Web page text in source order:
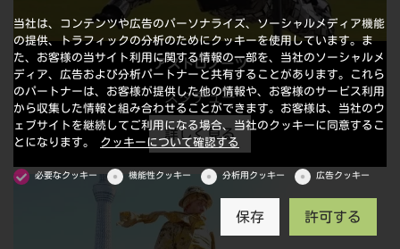
アストロノーツ
スタチュー
詳しく見る
当社は、コンテンツや広告のパーソナライズ、ソーシャルメディア機能
の提供、トラフィックの分析のためにクッキーを使用しています。ま
た、お客様の当サイト利用に関する情報の一部を、当社のソーシャルメ
ディア、広告および分析パートナーと共有することがあります。これら
のパートナーは、お客様が提供した他の情報や、お客様のサービス利用
から収集した情報と組み合わせることができます。お客様は、当社のウ
ェブサイトを継続してご利用になる場合、当社のクッキーに同意するこ
とになります。 クッキーについて確認する
必要なクッキー 機能性クッキー 分析用クッキー 広告クッキー
許可する
保存